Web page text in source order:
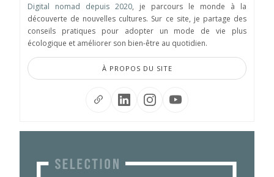
Digital nomad depuis 2020, je parcours le monde à la
découverte de nouvelles cultures. Sur ce site, je partage des
conseils pratiques pour adopter un mode de vie plus
écologique et améliorer son bien-être au quotidien.
À PROPOS DU SITE